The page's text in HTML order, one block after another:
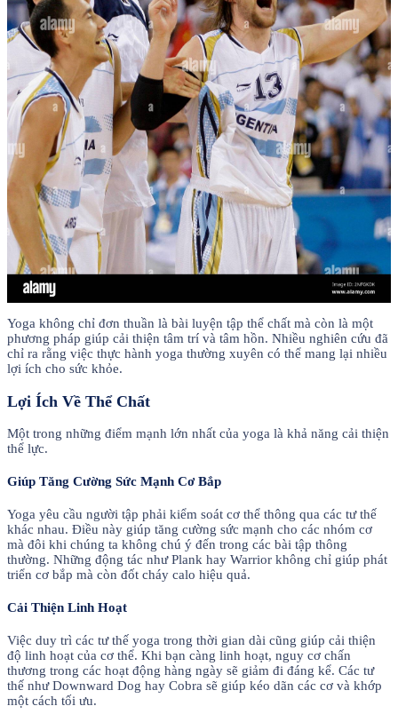
Yoga không chỉ đơn thuần là bài luyện tập thể chất mà còn là một
phương pháp giúp cải thiện tâm trí và tâm hồn. Nhiều nghiên cứu đã
chỉ ra rằng việc thực hành yoga thường xuyên có thể mang lại nhiều
lợi ích cho sức khỏe.
Lợi Ích Về Thể Chất
Một trong những điểm mạnh lớn nhất của yoga là khả năng cải thiện
thể lực.
Giúp Tăng Cường Sức Mạnh Cơ Bắp
Yoga yêu cầu người tập phải kiểm soát cơ thể thông qua các tư thế
khác nhau. Điều này giúp tăng cường sức mạnh cho các nhóm cơ
mà đôi khi chúng ta không chú ý đến trong các bài tập thông
thường. Những động tác như Plank hay Warrior không chỉ giúp phát
triển cơ bắp mà còn đốt cháy calo hiệu quả.
Cải Thiện Linh Hoạt
Việc duy trì các tư thế yoga trong thời gian dài cũng giúp cải thiện
độ linh hoạt của cơ thể. Khi bạn càng linh hoạt, nguy cơ chấn
thương trong các hoạt động hàng ngày sẽ giảm đi đáng kể. Các tư
thế như Downward Dog hay Cobra sẽ giúp kéo dãn các cơ và khớp
một cách tối ưu.